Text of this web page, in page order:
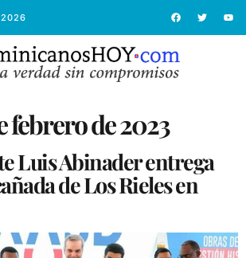
2026
febrero de 2023
Luis Abinader entrega
de Los Rieles en